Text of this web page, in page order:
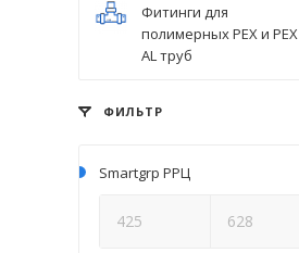
Фитинги для
полимерных PEX и PEX
AL труб
ФИЛЬТР
Smartgrp РРЦ